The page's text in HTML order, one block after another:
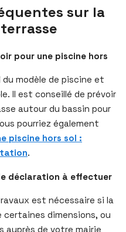
sur la
pour une piscine hors
modèle de piscine et
Il est conseillé de prévoir
autour du bassin pour
pourriez également
piscine hors sol :
.
déclaration à effectuer
est nécessaire si la
certaines dimensions, ou
auprès de votre mairie